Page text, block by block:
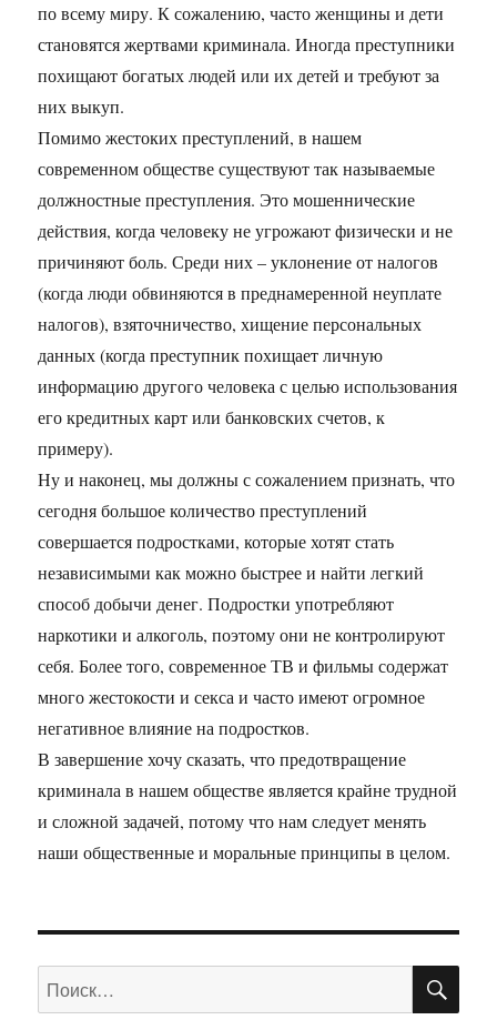
по всему миру. К сожалению, часто женщины и дети
становятся жертвами криминала. Иногда преступники
похищают богатых людей или их детей и требуют за
них выкуп.
Помимо жестоких преступлений, в нашем
современном обществе существуют так называемые
должностные преступления. Это мошеннические
действия, когда человеку не угрожают физически и не
причиняют боль. Среди них – уклонение от налогов
(когда люди обвиняются в преднамеренной неуплате
налогов), взяточничество, хищение персональных
данных (когда преступник похищает личную
информацию другого человека с целью использования
его кредитных карт или банковских счетов, к
примеру).
Ну и наконец, мы должны с сожалением признать, что
сегодня большое количество преступлений
совершается подростками, которые хотят стать
независимыми как можно быстрее и найти легкий
способ добычи денег. Подростки употребляют
наркотики и алкоголь, поэтому они не контролируют
себя. Более того, современное ТВ и фильмы содержат
много жестокости и секса и часто имеют огромное
негативное влияние на подростков.
В завершение хочу сказать, что предотвращение
криминала в нашем обществе является крайне трудной
и сложной задачей, потому что нам следует менять
наши общественные и моральные принципы в целом.
Искать: